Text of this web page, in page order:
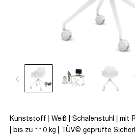
Kunststoff | Weiß | Schalenstuhl | mit
| bis zu 110 kg | TÜV© geprüfte